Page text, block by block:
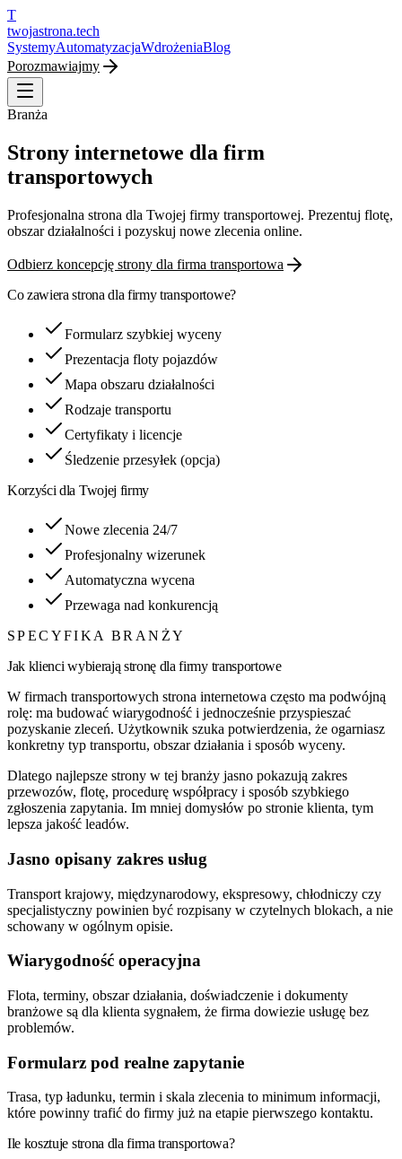
T
twojastrona.tech
SystemyAutomatyzacjaWdrożeniaBlog
Porozmawiajmy
Branża
Strony internetowe dla firm
transportowych
Profesjonalna strona dla Twojej firmy transportowej. Prezentuj flotę,
obszar działalności i pozyskuj nowe zlecenia online.
Odbierz koncepcję strony dla firma transportowa
Co zawiera strona dla firmy transportowe?
Formularz szybkiej wyceny
Prezentacja floty pojazdów
Mapa obszaru działalności
Rodzaje transportu
Certyfikaty i licencje
Śledzenie przesyłek (opcja)
Korzyści dla Twojej firmy
Nowe zlecenia 24/7
Profesjonalny wizerunek
Automatyczna wycena
Przewaga nad konkurencją
SPECYFIKA BRANŻY
Jak klienci wybierają stronę dlafirmy transportowe
W firmach transportowych strona internetowa często ma podwójną
rolę: ma budować wiarygodność i jednocześnie przyspieszać
pozyskanie zleceń. Użytkownik szuka potwierdzenia, że ogarniasz
konkretny typ transportu, obszar działania i sposób wyceny.
Dlatego najlepsze strony w tej branży jasno pokazują zakres
przewozów, flotę, procedurę współpracy i sposób szybkiego
zgłoszenia zapytania. Im mniej domysłów po stronie klienta, tym
lepsza jakość leadów.
Jasno opisany zakres usług
Transport krajowy, międzynarodowy, ekspresowy, chłodniczy czy
specjalistyczny powinien być rozpisany w czytelnych blokach, a nie
schowany w ogólnym opisie.
Wiarygodność operacyjna
Flota, terminy, obszar działania, doświadczenie i dokumenty
branżowe są dla klienta sygnałem, że firma dowiezie usługę bez
problemów.
Formularz pod realne zapytanie
Trasa, typ ładunku, termin i skala zlecenia to minimum informacji,
które powinny trafić do firmy już na etapie pierwszego kontaktu.
Ile kosztuje strona dlafirma transportowa?